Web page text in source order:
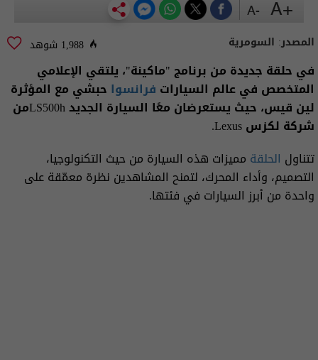
المصدر: السومرية 1,988 شوهد
في حلقة جديدة من برنامج "ماكينة"، يلتقي الإعلامي
المتخصص في عالم السيارات فرانسوا حبشي مع المؤثرة
لين قيس، حيث يستعرضان معًا السيارة الجديد LS500hمن
شركة لكزس Lexus.
تتناول الحلقة مميزات هذه السيارة من حيث التكنولوجيا،
التصميم، وأداء المحرك، لتمنح المشاهدين نظرة معمّقة على
واحدة من أبرز السيارات في فئتها.
+A
-A